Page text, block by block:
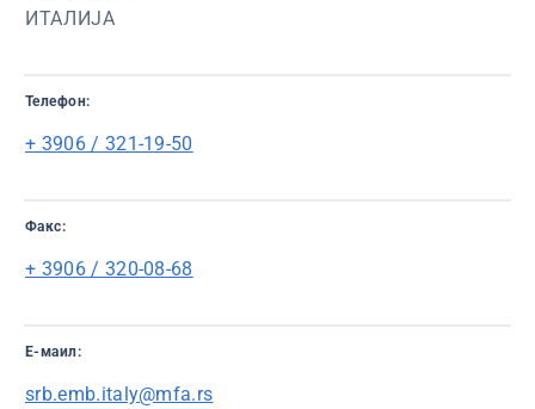
ИТАЛИЈА
Телефон:
+ 3906 / 321-19-50
Факс:
+ 3906 / 320-08-68
Е-маил:
srb.emb.italy@mfa.rs